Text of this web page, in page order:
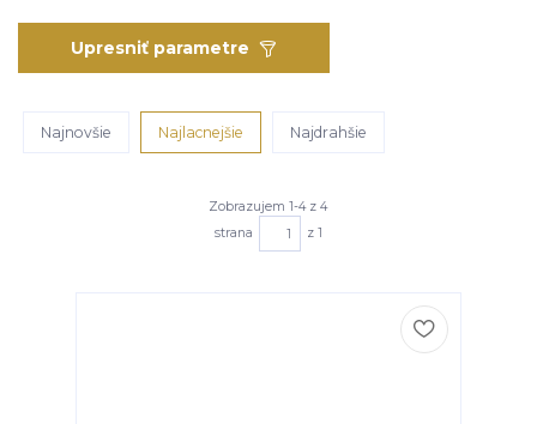
Upresniť parametre
Najnovšie Najlacnejšie Najdrahšie
Zobrazujem 1-4 z 4
strana
z 1